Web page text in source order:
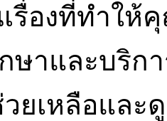
รื่องที่ทำให้
ษาและบริก
ยเหลือแล